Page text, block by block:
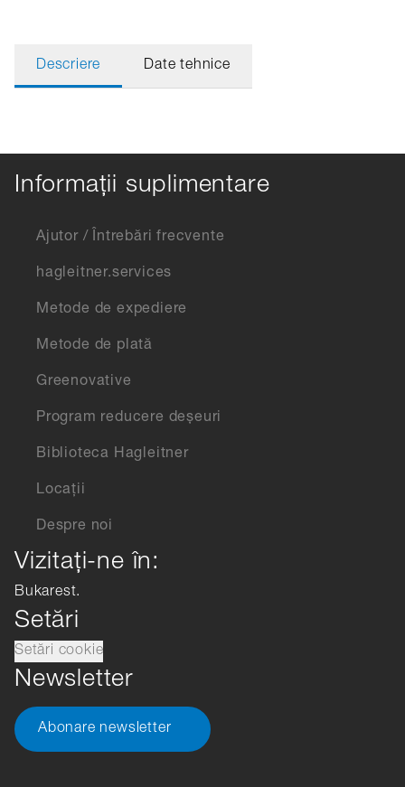
Descriere Date tehnice
Informații suplimentare
Ajutor / Întrebări frecvente
hagleitner.services
Metode de expediere
Metode de plată
Greenovative
Program reducere deșeuri
Biblioteca Hagleitner
Locații
Despre noi
Vizitați-ne în:
Bukarest.
Setări
Setări cookie
Newsletter
Abonare newsletter